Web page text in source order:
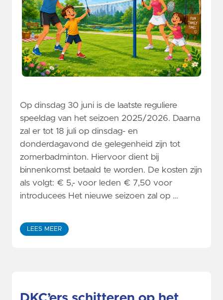
Op dinsdag 30 juni is de laatste reguliere
speeldag van het seizoen 2025/2026. Daarna
zal er tot 18 juli op dinsdag- en
donderdagavond de gelegenheid zijn tot
zomerbadminton. Hiervoor dient bij
binnenkomst betaald te worden. De kosten zijn
als volgt: € 5,- voor leden € 7,50 voor
introducees Het nieuwe seizoen zal op …
LEES MEER